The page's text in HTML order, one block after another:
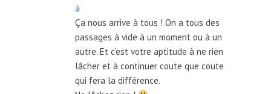
à
Ça nous arrive à tous ! On a tous des
passages à vide à un moment ou à un
autre. Et c’est votre aptitude à ne rien
lâcher et à continuer coute que coute
qui fera la différence.